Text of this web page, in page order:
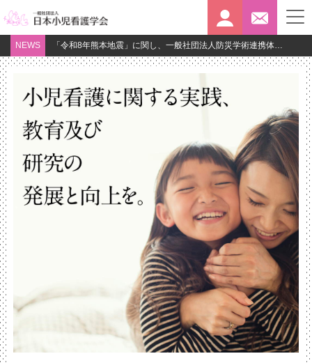
NEWS 「令和8年熊本地震」に関し、一般社団法人防災学術連携体の特設ページ